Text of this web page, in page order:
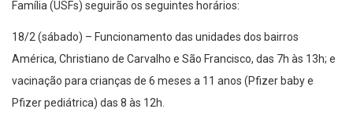
Família (USFs) seguirão os seguintes horários:
18/2 (sábado) – Funcionamento das unidades dos bairros
América, Christiano de Carvalho e São Francisco, das 7h às 13h; e
vacinação para crianças de 6 meses a 11 anos (Pfizer baby e
Pfizer pediátrica) das 8 às 12h.